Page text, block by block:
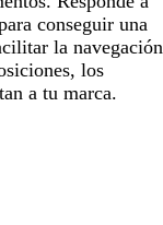
conseguir una
la navegación
los
a tu marca.